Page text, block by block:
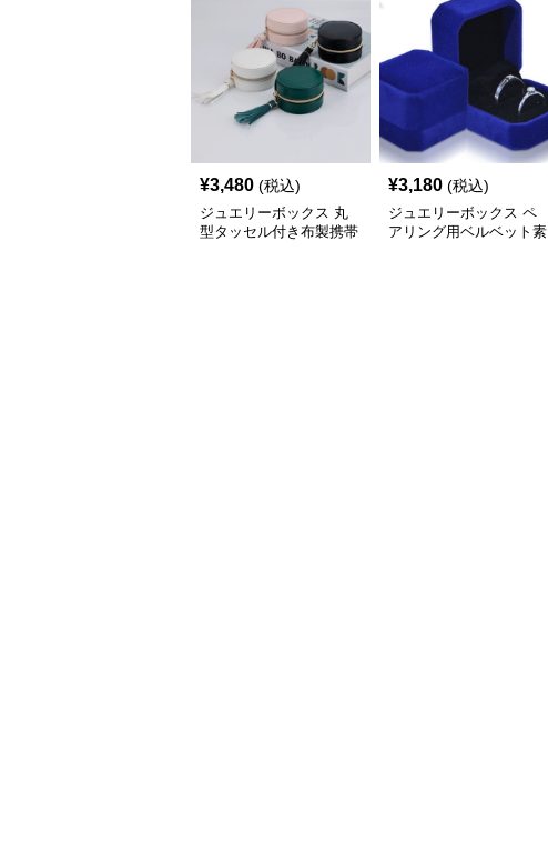
¥3,480 (税込)
ジュエリーボックス 丸
型タッセル付き布製携帯
¥3,180 (税込)
ジュエリーボックス ペ
アリング用ベルベット素